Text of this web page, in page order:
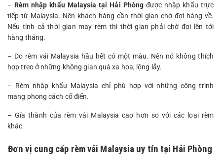
– Rèm nhập khẩu Malaysia tại Hải Phòng được nhập khẩu trực
tiếp từ Malaysia. Nên khách hàng cần thời gian chờ đợi hàng về.
Nếu tính cả thời gian may rèm thì thời gian phải chờ đợi lên tới
hàng tháng.
– Do rèm vải Malaysia hầu hết có một màu. Nên nó không thích
hợp treo ở những không gian quá xa hoa, lộng lẫy.
– Rèm nhập khẩu Malaysia chỉ phù hợp với những công trình
mang phong cách cổ điển.
– Gía thành của rèm vải Malaysia cao hơn so với các loại rèm
khác.
Đơn vị cung cấp rèm vải Malaysia uy tín tại Hải Phòng